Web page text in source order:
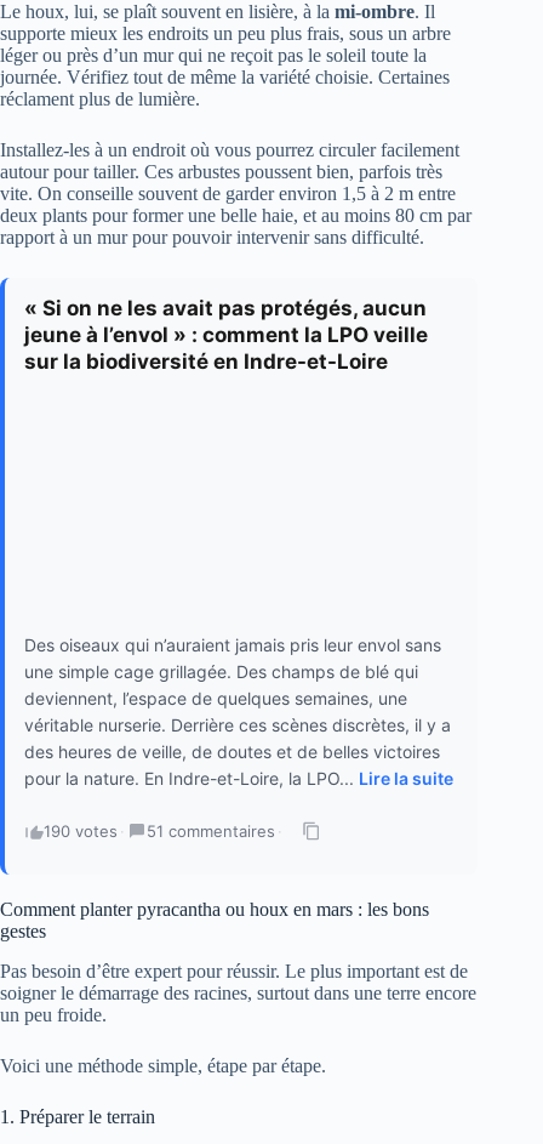
Le houx, lui, se plaît souvent en lisière, à la mi-ombre. Il
supporte mieux les endroits un peu plus frais, sous un arbre
léger ou près d’un mur qui ne reçoit pas le soleil toute la
journée. Vérifiez tout de même la variété choisie. Certaines
réclament plus de lumière.
Installez-les à un endroit où vous pourrez circuler facilement
autour pour tailler. Ces arbustes poussent bien, parfois très
vite. On conseille souvent de garder environ 1,5 à 2 m entre
deux plants pour former une belle haie, et au moins 80 cm par
rapport à un mur pour pouvoir intervenir sans difficulté.
« Si on ne les avait pas protégés, aucun
jeune à l’envol » : comment la LPO veille
sur la biodiversité en Indre-et-Loire
Des oiseaux qui n’auraient jamais pris leur envol sans
une simple cage grillagée. Des champs de blé qui
deviennent, l’espace de quelques semaines, une
véritable nurserie. Derrière ces scènes discrètes, il y a
des heures de veille, de doutes et de belles victoires
pour la nature. En Indre-et-Loire, la LPO... Lire la suite
190 votes · 51 commentaires ·
Comment planter pyracantha ou houx en mars : les bons
gestes
Pas besoin d’être expert pour réussir. Le plus important est de
soigner le démarrage des racines, surtout dans une terre encore
un peu froide.
Voici une méthode simple, étape par étape.
1. Préparer le terrain